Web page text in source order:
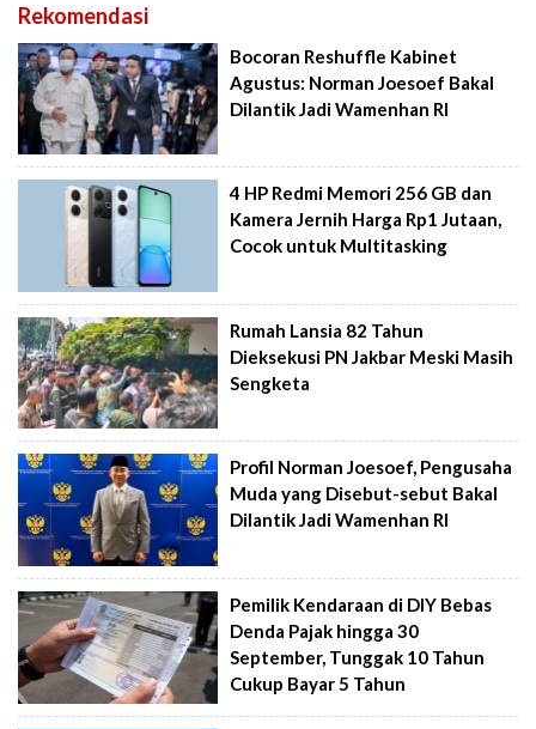
Rekomendasi
Bocoran Reshuffle Kabinet
Agustus: Norman Joesoef Bakal
Dilantik Jadi Wamenhan RI
4 HP Redmi Memori 256 GB dan
Kamera Jernih Harga Rp1 Jutaan,
Cocok untuk Multitasking
Rumah Lansia 82 Tahun
Dieksekusi PN Jakbar Meski Masih
Sengketa
Profil Norman Joesoef, Pengusaha
Muda yang Disebut-sebut Bakal
Dilantik Jadi Wamenhan RI
Pemilik Kendaraan di DIY Bebas
Denda Pajak hingga 30
September, Tunggak 10 Tahun
Cukup Bayar 5 Tahun